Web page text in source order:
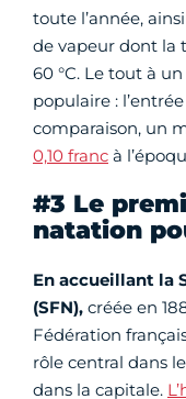
toute l’année,
de vapeur dont la
60 °C. Le tout à
populaire :
comparaison, un
0,10 franc à
#3 Le
natation
En accueillant la
(SFN), créée en
Fédération
rôle central dans
dans la capitale.